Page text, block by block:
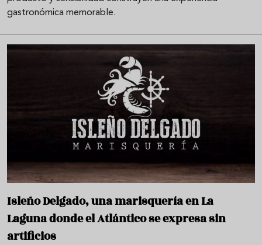
gastronómica memorable.
Isleño Delgado, una marisquería en La
Laguna donde el Atlántico se expresa sin
artificios